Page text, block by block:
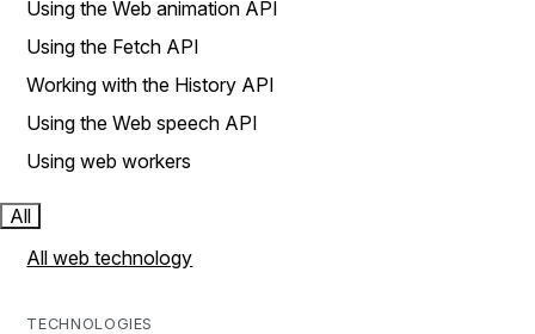
Using the Web animation API
Using the Fetch API
Working with the History API
Using the Web speech API
Using web workers
All
All web technology
TECHNOLOGIES